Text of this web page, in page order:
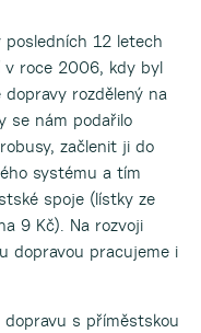
posledních 12 letech
v roce 2006, kdy byl
rozdělený na
se nám podařilo
začlenit ji do
systému a tím
spoje (lístky ze
9 Kč). Na rozvoji
dopravou pracujeme i
s příměstskou